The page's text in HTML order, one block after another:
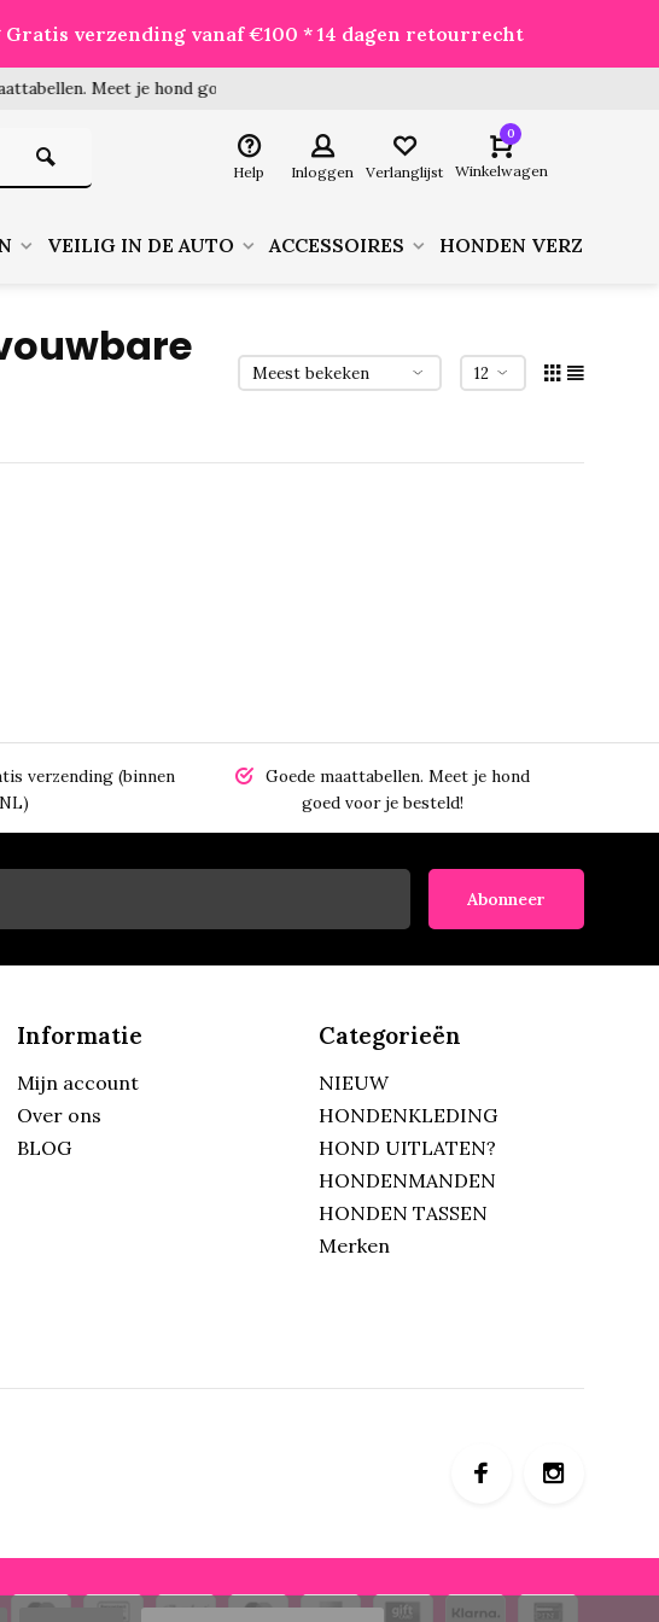
verzending vanaf €100 * 14 dagen retourrecht
Meet je hond goed voor je besteld!
Help Inloggen Verlanglijst
0
Winkelwagen
VEILIG IN DE AUTO ACCESSOIRES HONDEN
verzending (binnen
NL)
Goede maattabellen. Meet je hond
goed voor je besteld!
Abonneer
Informatie
Mijn account
Over ons
BLOG
Categorieën
NIEUW
HONDENKLEDING
HOND UITLATEN?
HONDENMANDEN
HONDEN TASSEN
Merken